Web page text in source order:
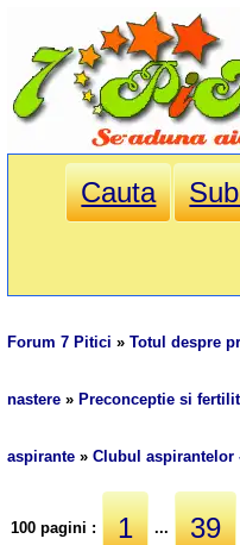
Cauta
Forum 7 Pitici »Totul despre
nastere » Preconceptie si
aspirante »Clubul aspirantelor
100 pagini : 1 ... 39